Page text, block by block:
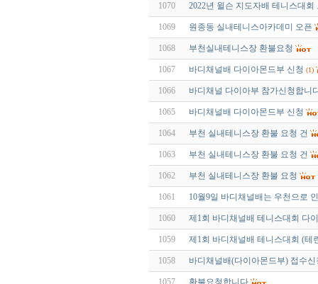
1070 2022년 윌슨 지도자배 테니스대회
1069 원종동 실내테니스아카데미 오픈
1068 부천실내테니스장 환불요청
1067 바디채널배 다이아몬드부 신청 (1)
1066 바디채널 다이아부 참가신청합니
1065 바디채널배 다이아몬드부 신청
1064 부천 실내테니스장 환불 요청 건
1063 부천 실내테니스장 환불 요청 건
1062 부천 실내테니스장 환불 요청
1061 10월9일 바디채널배는 우천으로
1060 제1회 바디채널배 테니스대회 다
1059 제1회 바디채널배 테니스대회 (테
1058 바디채널배(다이아몬드부) 접수